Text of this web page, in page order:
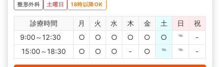
整形外科 土曜日 18時以降OK
診療時間 月 火 水 木 金 土 日
祝
9:00～12:30
○ ○ ○ ○ ○ ○ ℡
-
15:00～18:30
○ ○ ○ - ○ ℡ ℡ -